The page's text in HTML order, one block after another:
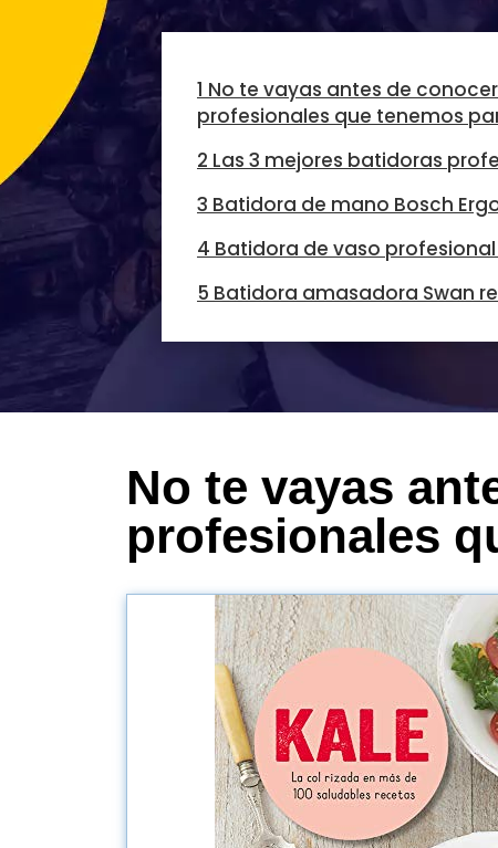
1 No te vayas antes de
profesionales que tenemos
2 Las 3 mejores batidoras
3 Batidora de mano Bosch
4 Batidora de vaso
5 Batidora amasadora Swan
No te vayas
profesionales